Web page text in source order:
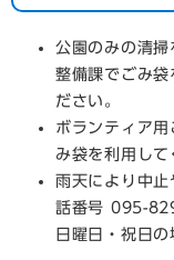
公園のみの清
整備課でごみ袋
ださい。
ボランティア
み袋を利用して
雨天により中
話番号 095-
日曜日・祝日